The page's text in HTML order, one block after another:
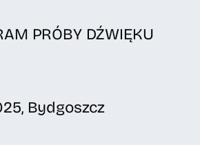
PRÓBY DŹWIĘKU
Bydgoszcz